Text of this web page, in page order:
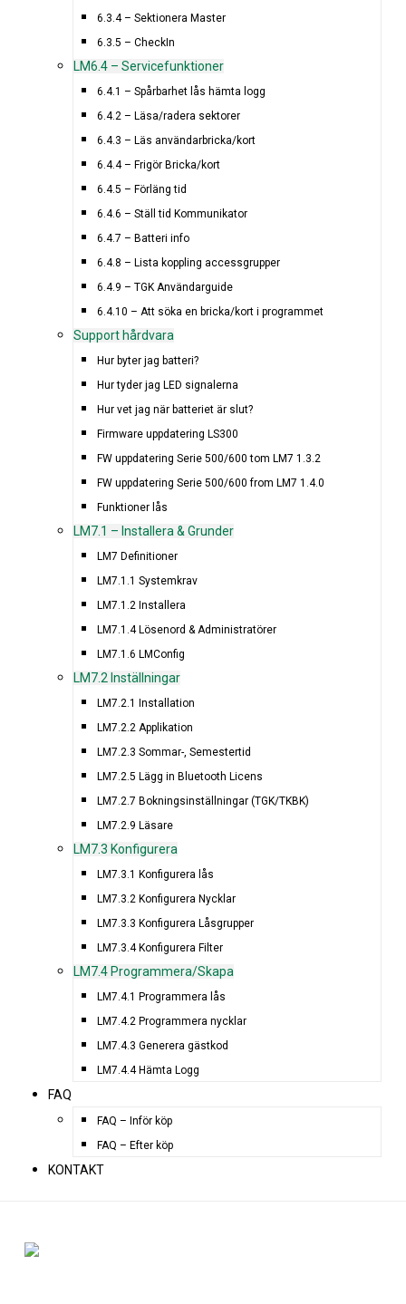
6.3.4 – Sektionera Master
6.3.5 – CheckIn
LM6.4 – Servicefunktioner
6.4.1 – Spårbarhet lås hämta logg
6.4.2 – Läsa/radera sektorer
6.4.3 – Läs användarbricka/kort
6.4.4 – Frigör Bricka/kort
6.4.5 – Förläng tid
6.4.6 – Ställ tid Kommunikator
6.4.7 – Batteri info
6.4.8 – Lista koppling accessgrupper
6.4.9 – TGK Användarguide
6.4.10 – Att söka en bricka/kort i programmet
Support hårdvara
Hur byter jag batteri?
Hur tyder jag LED signalerna
Hur vet jag när batteriet är slut?
Firmware uppdatering LS300
FW uppdatering Serie 500/600 tom LM7 1.3.2
FW uppdatering Serie 500/600 from LM7 1.4.0
Funktioner lås
LM7.1 – Installera & Grunder
LM7 Definitioner
LM7.1.1 Systemkrav
LM7.1.2 Installera
LM7.1.4 Lösenord & Administratörer
LM7.1.6 LMConfig
LM7.2 Inställningar
LM7.2.1 Installation
LM7.2.2 Applikation
LM7.2.3 Sommar-, Semestertid
LM7.2.5 Lägg in Bluetooth Licens
LM7.2.7 Bokningsinställningar (TGK/TKBK)
LM7.2.9 Läsare
LM7.3 Konfigurera
LM7.3.1 Konfigurera lås
LM7.3.2 Konfigurera Nycklar
LM7.3.3 Konfigurera Låsgrupper
LM7.3.4 Konfigurera Filter
LM7.4 Programmera/Skapa
LM7.4.1 Programmera lås
LM7.4.2 Programmera nycklar
LM7.4.3 Generera gästkod
LM7.4.4 Hämta Logg
FAQ
FAQ – Inför köp
FAQ – Efter köp
KONTAKT